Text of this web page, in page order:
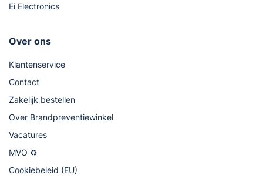
Ei Electronics
Over ons
Klantenservice
Contact
Zakelijk bestellen
Over Brandpreventiewinkel
Vacatures
MVO ♻
Cookiebeleid (EU)